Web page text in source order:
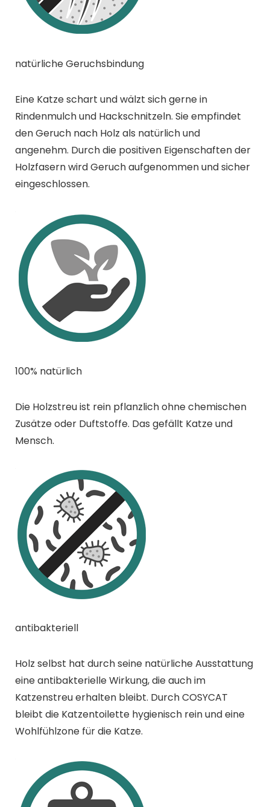
natürliche Geruchsbindung
Eine Katze schart und wälzt sich gerne in
Rindenmulch und Hackschnitzeln. Sie empfindet
den Geruch nach Holz als natürlich und
angenehm. Durch die positiven Eigenschaften der
Holzfasern wird Geruch aufgenommen und sicher
eingeschlossen.
100% natürlich
Die Holzstreu ist rein pflanzlich ohne chemischen
Zusätze oder Duftstoffe. Das gefällt Katze und
Mensch.
antibakteriell
Holz selbst hat durch seine natürliche Ausstattung
eine antibakterielle Wirkung, die auch im
Katzenstreu erhalten bleibt. Durch COSYCAT
bleibt die Katzentoilette hygienisch rein und eine
Wohlfühlzone für die Katze.